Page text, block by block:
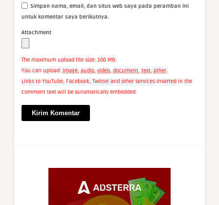
Simpan nama, email, dan situs web saya pada peramban ini
untuk komentar saya berikutnya.
Attachment
The maximum upload file size: 100 MB.
You can upload: image, audio, video, document, text, other.
Links to YouTube, Facebook, Twitter and other services inserted in the
comment text will be automatically embedded.